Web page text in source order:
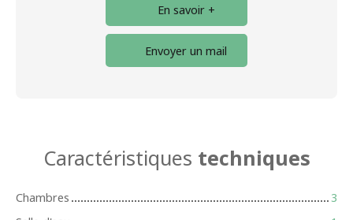
En savoir +
Envoyer un mail
Caractéristiques techniques
Chambres
3